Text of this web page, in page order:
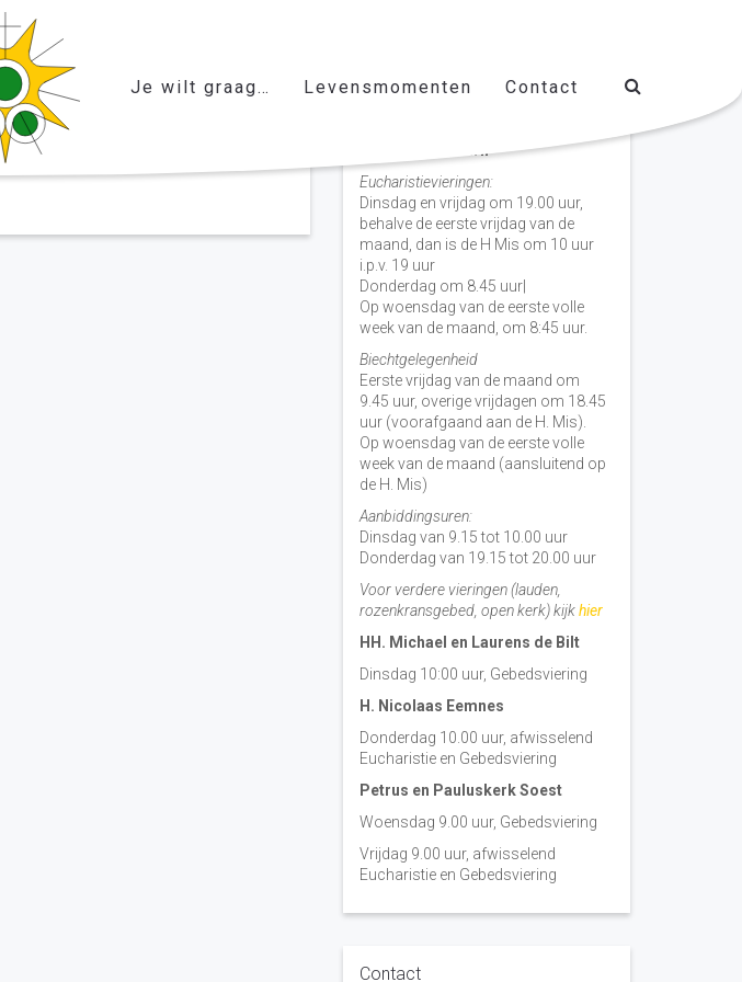
Je wilt graag… Levensmomenten Contact
Vieringen door de week
H. Nicolaas Baarn
Eucharistievieringen:
Dinsdag en vrijdag om 19.00 uur,
behalve de eerste vrijdag van de
maand, dan is de H Mis om 10 uur
i.p.v. 19 uur
Donderdag om 8.45 uur|
Op woensdag van de eerste volle
week van de maand, om 8:45 uur.
Biechtgelegenheid
Eerste vrijdag van de maand om
9.45 uur, overige vrijdagen om 18.45
uur (voorafgaand aan de H. Mis).
Op woensdag van de eerste volle
week van de maand (aansluitend op
de H. Mis)
Aanbiddingsuren:
Dinsdag van 9.15 tot 10.00 uur
Donderdag van 19.15 tot 20.00 uur
Voor verdere vieringen (lauden,
rozenkransgebed, open kerk) kijkhier
HH. Michael en Laurens de Bilt
Dinsdag 10:00 uur, Gebedsviering
H. Nicolaas Eemnes
Donderdag 10.00 uur, afwisselend
Eucharistie en Gebedsviering
Petrus en Pauluskerk Soest
Woensdag 9.00 uur, Gebedsviering
Vrijdag 9.00 uur, afwisselend
Eucharistie en Gebedsviering
Contact